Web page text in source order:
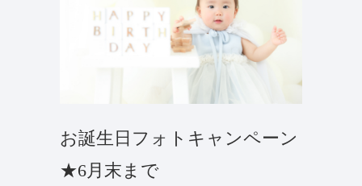
お誕生日フォトキャンペーン
★6月末まで